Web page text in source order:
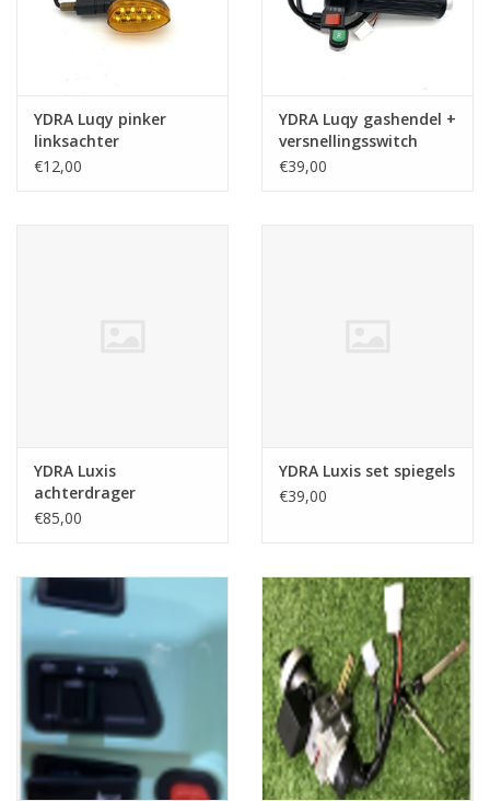
YDRA Luqy pinker
linksachter
€12,00
YDRA Luqy gashendel +
versnellingsswitch
€39,00
YDRA Luxis
achterdrager
€85,00
YDRA Luxis set spiegels
€39,00